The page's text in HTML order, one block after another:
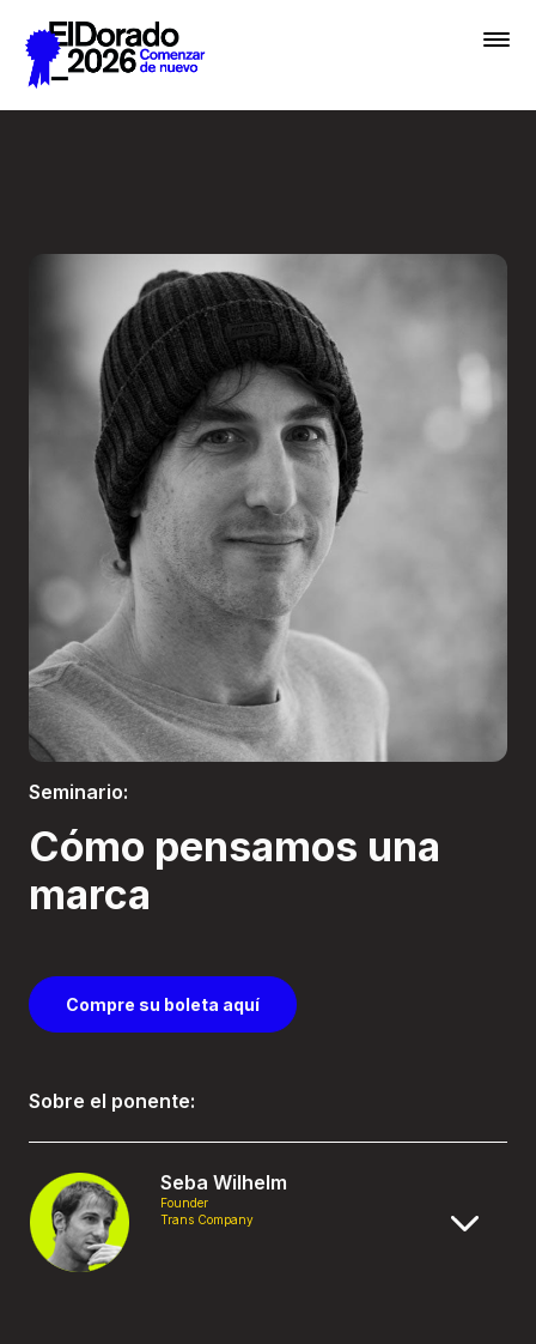
Saltar al contenido principal
Academias
Archivo
Inscribir
Boletería
Seminario:
Cómo pensamos una
marca
Compre su boleta aquí
Sobre el ponente:
Seba Wilhelm
Founder
Trans Company